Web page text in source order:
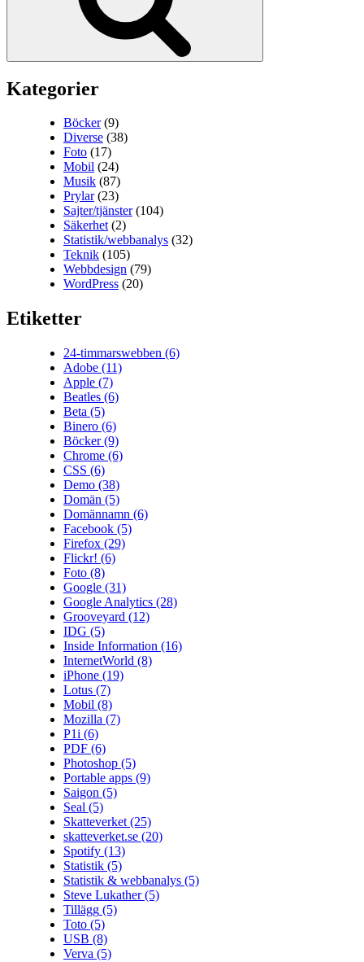
Kategorier
Böcker(9)
Diverse (38)
Foto (17)
Mobil (24)
Musik (87)
Prylar(23)
Sajter/tjänster(104)
Säkerhet(2)
Statistik/webbanalys (32)
Teknik (105)
Webbdesign (79)
WordPress (20)
Etiketter
24-timmarswebben (6)
Adobe (11)
Apple (7)
Beatles (6)
Beta (5)
Binero (6)
Böcker(9)
Chrome (6)
CSS (6)
Demo (38)
Domän (5)
Domännamn (6)
Facebook (5)
Firefox (29)
Flickr! (6)
Foto (8)
Google (31)
Google Analytics (28)
Grooveyard (12)
IDG (5)
Inside Information (16)
InternetWorld (8)
iPhone (19)
Lotus (7)
Mobil (8)
Mozilla (7)
P1i (6)
PDF (6)
Photoshop (5)
Portable apps (9)
Saigon (5)
Seal (5)
Skatteverket (25)
skatteverket.se (20)
Spotify (13)
Statistik (5)
Statistik & webbanalys (5)
Steve Lukather(5)
Tillägg (5)
Toto (5)
USB (8)
Verva (5)